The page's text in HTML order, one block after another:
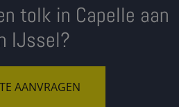
tolk in Capelle aan
IJssel?
AANVRAGEN